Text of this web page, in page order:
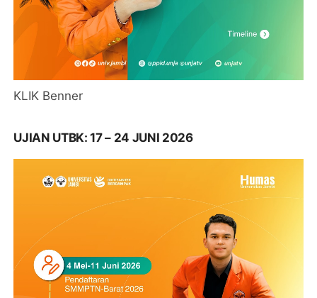
KLIK Benner
UJIAN UTBK: 17 – 24 JUNI 2026